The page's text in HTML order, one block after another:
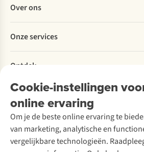
Cookie-instellingen
online ervaring
Om je de beste online ervaring te
van marketing, analytische en
vergelijkbare technologieën.
Bestellen
Betalen
Levering
Retourneren
Bestelling herroepen
Garantie
Contact
Over ons
Explore More
Verantwoord ondernemen
Over Ayacucho
Onze winkels
Over A.S.Adventure
Toegankelijkheidsverklaring
Onze services
Ski-onderhoud
Wasservice
Schoenonderhoud
Schoenherstelling
Kledingherstelling
Retouches
Ontdek
A.S.Magazine
Podcast
Explore Academy
Explore Camp
Gear Check
Meld je aan voor de nieuwsbrief